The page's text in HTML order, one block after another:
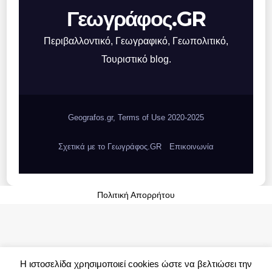
Γεωγράφος.GR
Περιβαλλοντικό, Γεωγραφικό, Γεωπολιτικό,
Τουριστικό blog.
Geografos.gr, Terms of Use 2020-2025
Σχετικά με το Γεωγράφος.GR Επικοινωνία
Η ιστοσελίδα χρησιμοποιεί cookies ώστε να βελτιώσει την
Πολιτική Απορρήτου